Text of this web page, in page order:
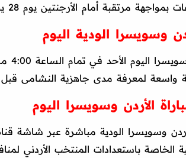
مرتقبة أمام الأرجنتين يوم 28 يونيو.
وسويسرا الودية اليوم
واسعة لمعرفة مدى جاهزية النشامى قبل
الأردن وسويسرا اليوم
وسويسرا الودية مباشرة عبر شاشة
باستعدادات المنتخب الأردني